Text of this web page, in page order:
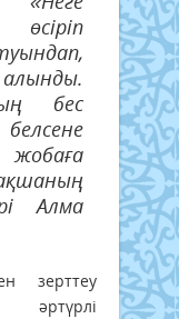
бес
Алма
зерттеу
әртүрлі